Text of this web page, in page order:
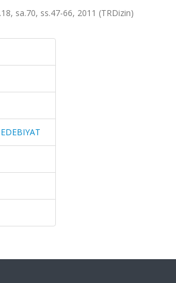
sa.70, ss.47-66, 2011 (TRDizin)